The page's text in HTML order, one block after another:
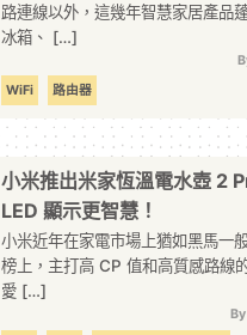
路連線以外，這幾年智慧家居產品
冰箱、 […]
WiFi
路由器
小米推出米家恆溫電水壺 2
LED 顯示更智慧！
小米近年在家電市場上猶如黑馬一
榜上，主打高 CP 值和高質感路線
愛 […]